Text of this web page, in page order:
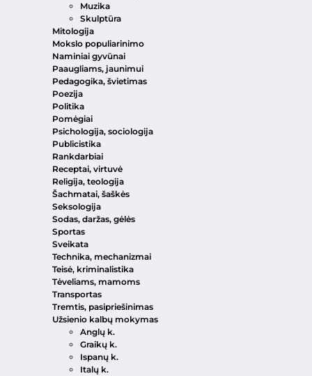
Muzika
Skulptūra
Mitologija
Mokslo populiarinimo
Naminiai gyvūnai
Paaugliams, jaunimui
Pedagogika, švietimas
Poezija
Politika
Pomėgiai
Psichologija, sociologija
Publicistika
Rankdarbiai
Receptai, virtuvė
Religija, teologija
Šachmatai, šaškės
Seksologija
Sodas, daržas, gėlės
Sportas
Sveikata
Technika, mechanizmai
Teisė, kriminalistika
Tėveliams, mamoms
Transportas
Tremtis, pasipriešinimas
Užsienio kalbų mokymas
Anglų k.
Graikų k.
Ispanų k.
Italų k.